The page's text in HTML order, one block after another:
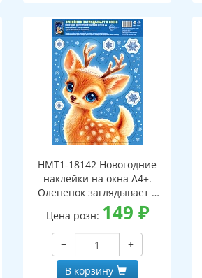
НМТ1-18142 Новогодние
наклейки на окна А4+.
Олененок заглядывает в
окно (двухсторонние,
видны с обеих сторон,
многоразовые)
Цена розн: 149 ₽
−
+
В корзину